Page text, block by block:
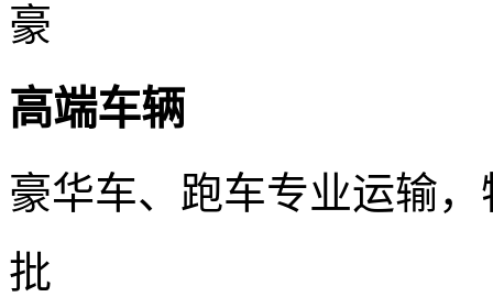
豪
高端车辆
豪华车、跑车专业运输
批